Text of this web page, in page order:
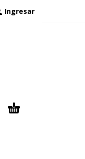
Ingresar